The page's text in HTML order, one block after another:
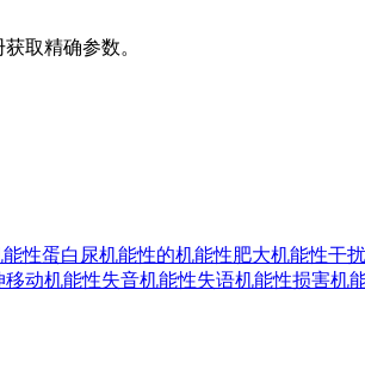
取精确参数。
性蛋白尿机能性的机能性肥大机能性干扰
移动机能性失音机能性失语机能性损害机